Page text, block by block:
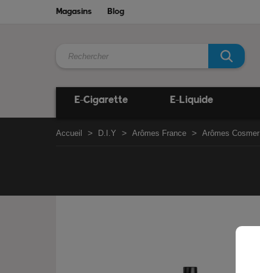
Magasins Blog
E-Cigarette E-Liquide
Accueil D.I.Y Arômes France Arômes Cosmer